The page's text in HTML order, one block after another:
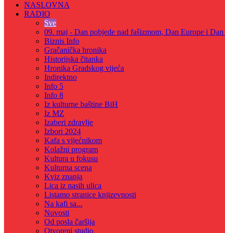
NASLOVNA
RADIO
Sve
09. maj - Dan pobjede nad fašizmom, Dan Europe i
Biznis Info
Gračanička hronika
Historijska čitanka
Hronika Gradskog vijeća
Indirektno
Info 5
Info 8
Iz kulturne baštine BiH
Iz MZ
Izaberi zdravlje
Izbori 2024
Kafa s vijećnikom
Kolažni program
Kultura u fokusu
Kulturna scena
Kviz znanja
Lica iz nasih ulica
Listamo stranice knjizevnosti
Na kafi sa...
Novosti
Od posla čaršija
Otvoreni studio